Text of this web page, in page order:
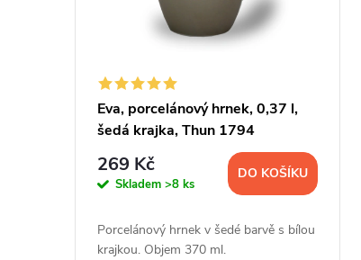
Eva, porcelánový hrnek, 0,37 l,
šedá krajka, Thun 1794
269 Kč
Skladem >8 ks
DO KOŠÍKU
Porcelánový hrnek v šedé barvě s bílou
krajkou. Objem 370 ml.